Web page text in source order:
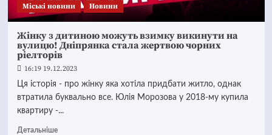
Mіські новини Новини
Жінку з дитиною можуть взимку викинути на
вулицю! Дніпрянка стала жертвою чорних
ріелторів
16:19 19.12.2023
Ця історія - про жінку яка хотіла придбати житло, однак
втратила буквально все. Юлія Морозова у 2018-му купила
квартиру -...
Детальніше